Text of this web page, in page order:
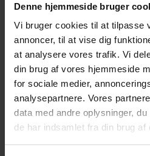
Denne hjemmeside bruger
Vi bruger cookies til at tilpasse
annoncer, til at vise dig
at analysere vores trafik. Vi
din brug af vores hjemmeside
for sociale medier,
analysepartnere. Vores
data med andre oplysninger,
de har indsamlet fra din brug af